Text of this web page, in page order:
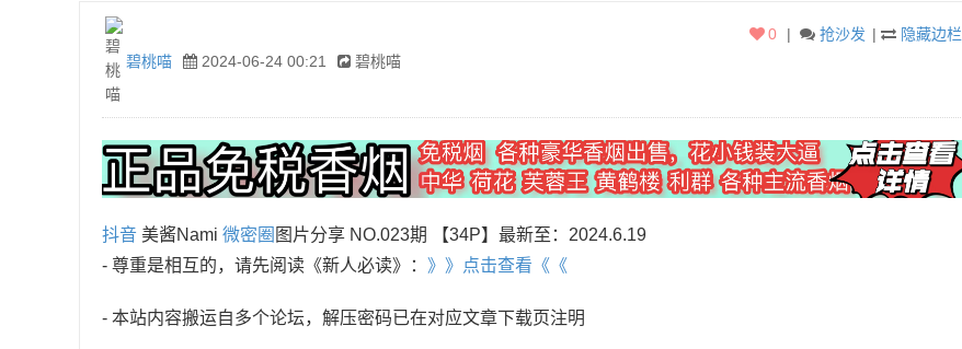
碧桃喵 2024-06-24 00:21 碧桃喵
| 隐藏边栏
| 抢沙发
0
抖音 美酱Nami 微密圈 图片分享 NO.023期 【34P】最新至：2024.6.19
- 尊重是相互的，请先阅读《新人必读》： 》》点击查看《《
- 本站内容搬运自多个论坛，解压密码已在对应文章下载页注明